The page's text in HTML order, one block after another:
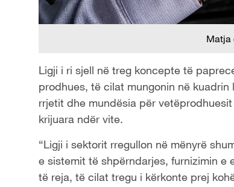
Matja
Ligji i ri sjell në treg koncepte të
prodhues, të cilat mungonin në
rrjetit dhe mundësia për
krijuara ndër vite.
“Ligji i sektorit rregullon në mënyrë
e sistemit të shpërndarjes, furnizimin
të reja, të cilat tregu i kërkonte prej